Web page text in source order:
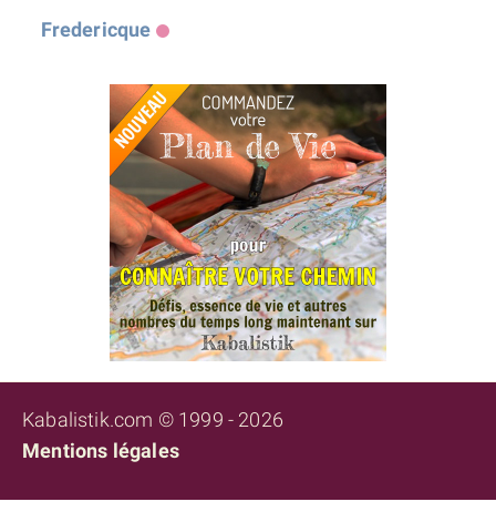
Fredericque
Kabalistik.com © 1999 - 2026
Mentions légales